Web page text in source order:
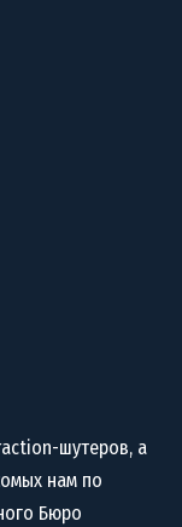
шутеров, а
нам по
Бюро